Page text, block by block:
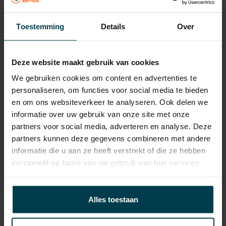
Toestemming Details Over
Deze website maakt gebruik van cookies
We gebruiken cookies om content en advertenties te
personaliseren, om functies voor social media te bieden
en om ons websiteverkeer te analyseren. Ook delen we
informatie over uw gebruik van onze site met onze
partners voor social media, adverteren en analyse. Deze
partners kunnen deze gegevens combineren met andere
informatie die u aan ze heeft verstrekt of die ze hebben
verzameld op basis van uw gebruik van hun services.
Alles toestaan
Onderhoudsboekje
Energielabel
Gemiddeld verbruik
8.1 L/100KM
Wegenbelasting min
€ 280 /kwartaal
Contact informatie